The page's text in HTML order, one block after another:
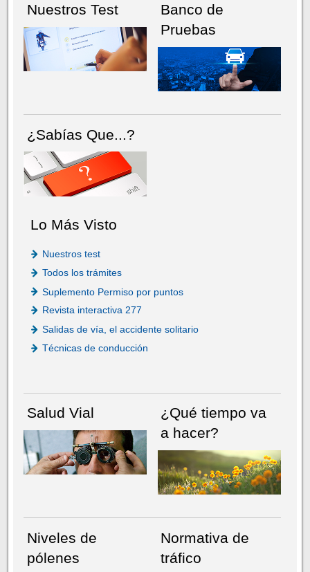
Nuestros Test
Banco de
Pruebas
¿Sabías Que...?
Lo Más Visto
Nuestros test
Todos los trámites
Suplemento Permiso por puntos
Revista interactiva 277
Salidas de vía, el accidente solitario
Técnicas de conducción
Salud Vial
¿Qué tiempo va
a hacer?
Niveles de
pólenes
Normativa de
tráfico